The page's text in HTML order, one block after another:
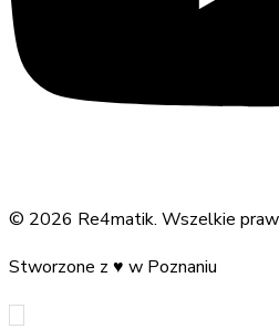
© 2026 Re4matik. Wszelkie
Stworzone z ♥ w Poznaniu